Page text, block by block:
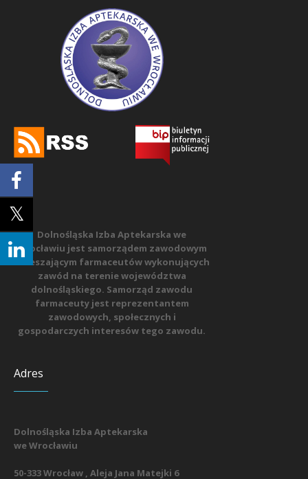
Dolnośląska Izba Aptekarska we
Wrocławiu jest samorządem zawodowym
zrzeszającym farmaceutów wykonujących
zawód na terenie województwa
dolnośląskiego. Samorząd zawodu
farmaceuty jest reprezentantem
zawodowych, społecznych i
gospodarczych interesów tego zawodu.
Adres
Dolnośląska Izba Aptekarska
we Wrocławiu
50-333 Wrocław , Aleja Jana Matejki 6